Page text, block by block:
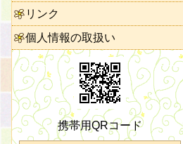
リンク
個人情報の取扱い
携帯用QRコード